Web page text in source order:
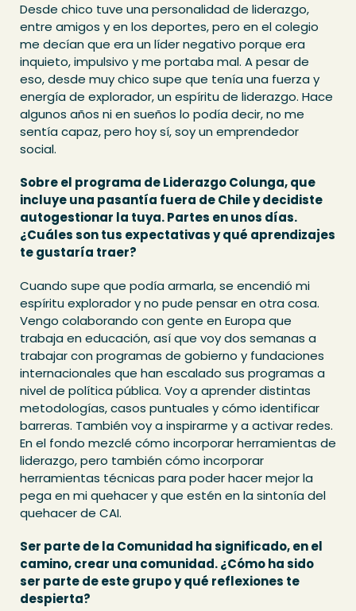
Desde chico tuve una personalidad de liderazgo,
entre amigos y en los deportes, pero en el colegio
me decían que era un líder negativo porque era
inquieto, impulsivo y me portaba mal. A pesar de
eso, desde muy chico supe que tenía una fuerza y
energía de explorador, un espíritu de liderazgo. Hace
algunos años ni en sueños lo podía decir, no me
sentía capaz, pero hoy sí, soy un emprendedor
social.
Sobre el programa de Liderazgo Colunga, que
incluye una pasantía fuera de Chile y decidiste
autogestionar la tuya. Partes en unos días.
¿Cuáles son tus expectativas y qué aprendizajes
te gustaría traer?
Cuando supe que podía armarla, se encendió mi
espíritu explorador y no pude pensar en otra cosa.
Vengo colaborando con gente en Europa que
trabaja en educación, así que voy dos semanas a
trabajar con programas de gobierno y fundaciones
internacionales que han escalado sus programas a
nivel de política pública. Voy a aprender distintas
metodologías, casos puntuales y cómo identificar
barreras. También voy a inspirarme y a activar redes.
En el fondo mezclé cómo incorporar herramientas de
liderazgo, pero también cómo incorporar
herramientas técnicas para poder hacer mejor la
pega en mi quehacer y que estén en la sintonía del
quehacer de CAI.
Ser parte de la Comunidad ha significado, en el
camino, crear una comunidad. ¿Cómo ha sido
ser parte de este grupo y qué reflexiones te
despierta?